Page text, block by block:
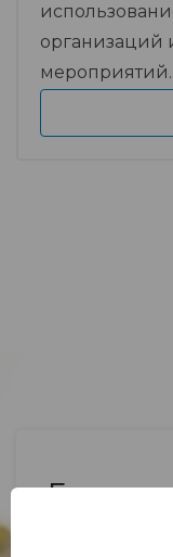
организаций
мероприятий.
Если у